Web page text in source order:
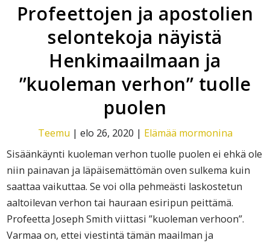
Profeettojen ja apostolien
selontekoja näyistä
Henkimaailmaan ja
”kuoleman verhon” tuolle
puolen
Teemu | elo 26, 2020 | Elämää mormonina
Sisäänkäynti kuoleman verhon tuolle puolen ei ehkä ole
niin painavan ja läpäisemättömän oven sulkema kuin
saattaa vaikuttaa. Se voi olla pehmeästi laskostetun
aaltoilevan verhon tai hauraan esiripun peittämä.
Profeetta Joseph Smith viittasi ”kuoleman verhoon”.
Varmaa on, ettei viestintä tämän maailman ja